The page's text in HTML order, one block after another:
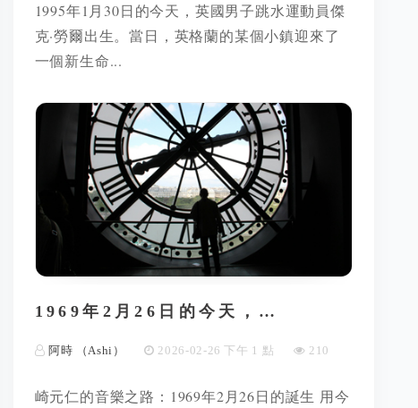
1995年1月30日的今天，英國男子跳水運動員傑
克·勞爾出生。當日，英格蘭的某個小鎮迎來了
一個新生命...
1969年2月26日的今天，…
阿時 （Ashi） 2026-02-26 下午 1 點 210
崎元仁的音樂之路：1969年2月26日的誕生 用今